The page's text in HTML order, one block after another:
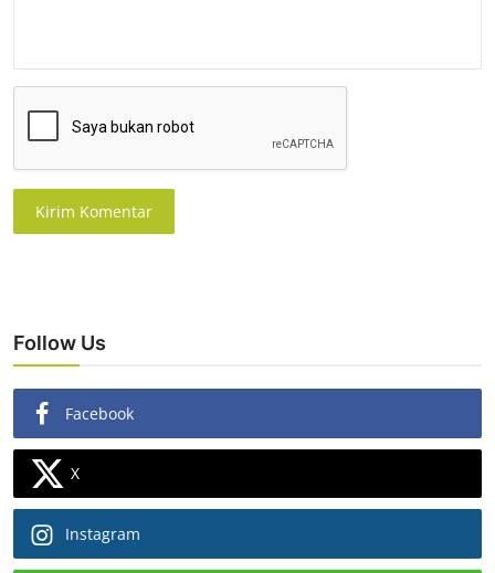
Kirim Komentar
Follow Us
Facebook
X
Instagram